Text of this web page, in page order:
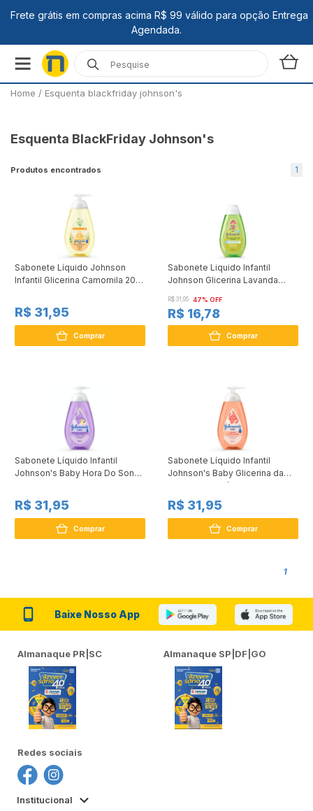
Home / Esquenta blackfriday johnson's
Esquenta BlackFriday Johnson's
Produtos encontrados 1
Sabonete Líquido Johnson
Infantil Glicerina Camomila 200
R$ 31,95
Comprar
Sabonete Liquido Infantil
Johnson Glicerina Lavanda
R$ 31,95 47% OFF
R$ 16,78
Comprar
Sabonete Líquido Infantil
Johnson's Baby Hora Do Sono
R$ 31,95
Comprar
Sabonete Líquido Infantil
Johnson's Baby Glicerina da
Cabeça aos Pés 200ml
R$ 31,95
Comprar
1
Baixe Nosso App
Almanaque PR|SC Almanaque SP|DF|GO
Redes sociais
Institucional